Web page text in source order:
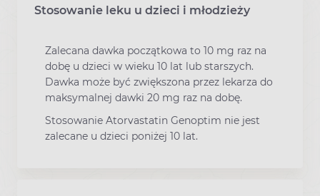
Stosowanie leku u dzieci i młodzieży
Zalecana dawka początkowa to 10 mg raz na
dobę u dzieci w wieku 10 lat lub starszych.
Dawka może być zwiększona przez lekarza do
maksymalnej dawki 20 mg raz na dobę.
Stosowanie Atorvastatin Genoptim nie jest
zalecane u dzieci poniżej 10 lat.